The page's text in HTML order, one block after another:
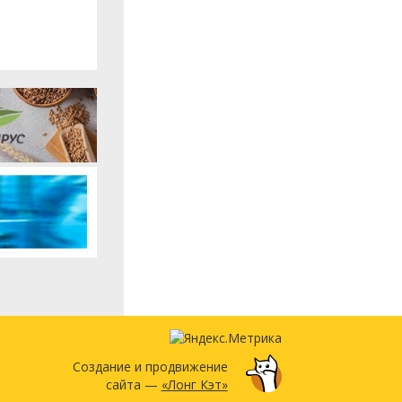
Создание и продвижение
сайта — «Лонг Кэт»